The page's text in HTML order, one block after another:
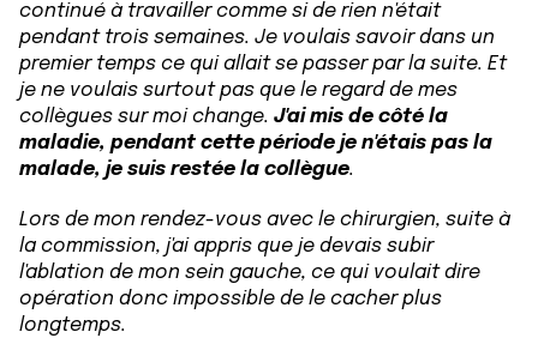
continué à travailler comme si de rien n'était
pendant trois semaines. Je voulais savoir dans un
premier temps ce qui allait se passer par la suite. Et
je ne voulais surtout pas que le regard de mes
collègues sur moi change. J'ai mis de côté la
maladie, pendant cette période je n'étais pas la
malade, je suis restée la collègue.
Lors de mon rendez-vous avec le chirurgien, suite à
la commission, j'ai appris que je devais subir
l'ablation de mon sein gauche, ce qui voulait dire
opération donc impossible de le cacher plus
longtemps.